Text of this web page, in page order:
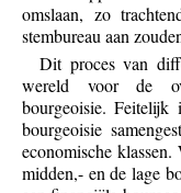
omslaan, zo
stembureau aan
Dit proces van
wereld voor de
bourgeoisie.
bourgeoisie
economische
midden,- en de lage